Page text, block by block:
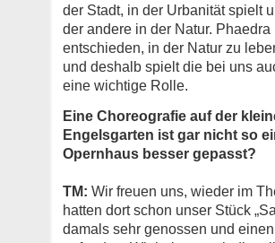
der Stadt, in der Urbanität spielt
der andere in der Natur. Phaedra
entschieden, in der Natur zu
und deshalb spielt die bei uns
eine wichtige Rolle.
Eine Choreografie auf der
Engelsgarten ist gar nicht so
Opernhaus besser gepasst?
TM: Wir freuen uns, wieder im
hatten dort schon unser Stück
damals sehr genossen und